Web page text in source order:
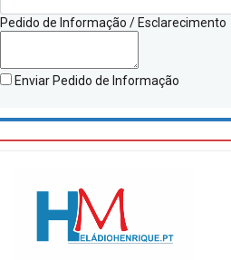
Pedido de Informação / Esclarecimento
Enviar Pedido de Informação